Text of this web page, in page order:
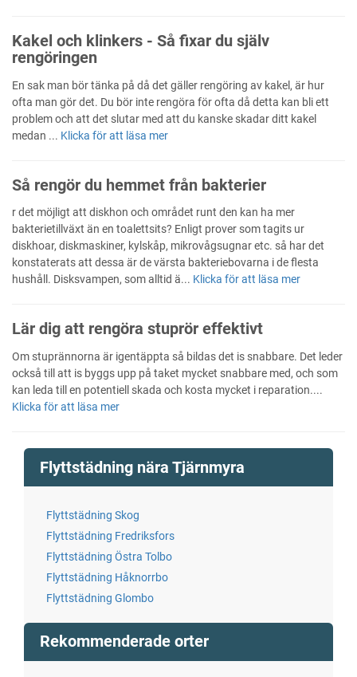
Kakel och klinkers - Så fixar du själv
rengöringen
En sak man bör tänka på då det gäller rengöring av kakel, är hur
ofta man gör det. Du bör inte rengöra för ofta då detta kan bli ett
problem och att det slutar med att du kanske skadar ditt kakel
medan ... Klicka för att läsa mer
Så rengör du hemmet från bakterier
r det möjligt att diskhon och området runt den kan ha mer
bakterietillväxt än en toalettsits? Enligt prover som tagits ur
diskhoar, diskmaskiner, kylskåp, mikrovågsugnar etc. så har det
konstaterats att dessa är de värsta bakteriebovarna i de flesta
hushåll. Disksvampen, som alltid ä... Klicka för att läsa mer
Lär dig att rengöra stuprör effektivt
Om stuprännorna är igentäppta så bildas det is snabbare. Det leder
också till att is byggs upp på taket mycket snabbare med, och som
kan leda till en potentiell skada och kosta mycket i reparation....
Klicka för att läsa mer
Flyttstädning nära Tjärnmyra
Flyttstädning Skog
Flyttstädning Fredriksfors
Flyttstädning Östra Tolbo
Flyttstädning Håknorrbo
Flyttstädning Glombo
Rekommenderade orter